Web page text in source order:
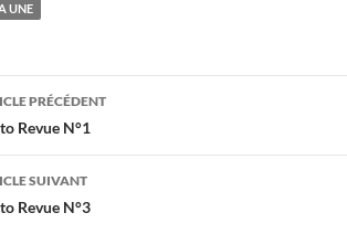
UNE
PRÉCÉDENT
Revue N°1
SUIVANT
Revue N°3